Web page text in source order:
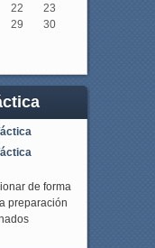
22
23
29
30
de forma
preparación